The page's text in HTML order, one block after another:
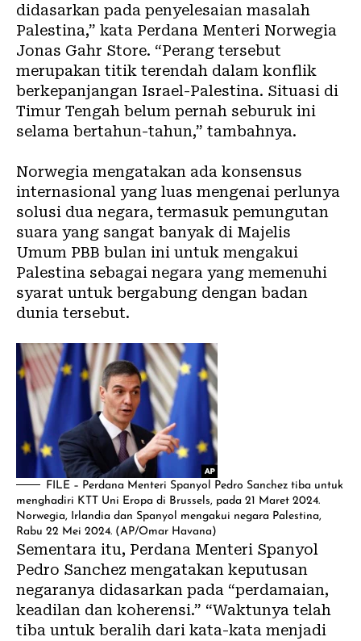
didasarkan pada penyelesaian masalah
Palestina,” kata Perdana Menteri Norwegia
Jonas Gahr Store. “Perang tersebut
merupakan titik terendah dalam konflik
berkepanjangan Israel-Palestina. Situasi di
Timur Tengah belum pernah seburuk ini
selama bertahun-tahun,” tambahnya.
Norwegia mengatakan ada konsensus
internasional yang luas mengenai perlunya
solusi dua negara, termasuk pemungutan
suara yang sangat banyak di Majelis
Umum PBB bulan ini untuk mengakui
Palestina sebagai negara yang memenuhi
syarat untuk bergabung dengan badan
dunia tersebut.
FILE – Perdana Menteri Spanyol Pedro Sanchez tiba untuk
menghadiri KTT Uni Eropa di Brussels, pada 21 Maret 2024.
Norwegia, Irlandia dan Spanyol mengakui negara Palestina,
Rabu 22 Mei 2024. (AP/Omar Havana)
Sementara itu, Perdana Menteri Spanyol
Pedro Sanchez mengatakan keputusan
negaranya didasarkan pada “perdamaian,
keadilan dan koherensi.” “Waktunya telah
tiba untuk beralih dari kata-kata menjadi